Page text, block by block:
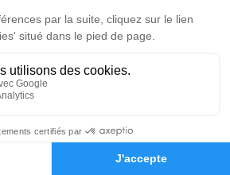
Hommages
2023 à 15h00
ANCIEN 4 impasse St